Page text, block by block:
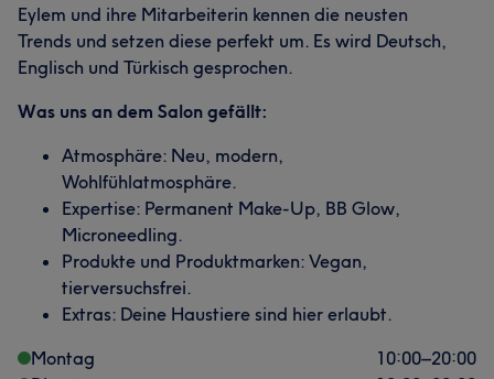
Eylem und ihre Mitarbeiterin kennen die neusten
Trends und setzen diese perfekt um. Es wird Deutsch,
Englisch und Türkisch gesprochen.
Was uns an dem Salon gefällt:
Atmosphäre: Neu, modern,
Wohlfühlatmosphäre.
Expertise: Permanent Make-Up, BB Glow,
Microneedling.
Produkte und Produktmarken: Vegan,
tierversuchsfrei.
Extras: Deine Haustiere sind hier erlaubt.
Montag
10:00–20:00